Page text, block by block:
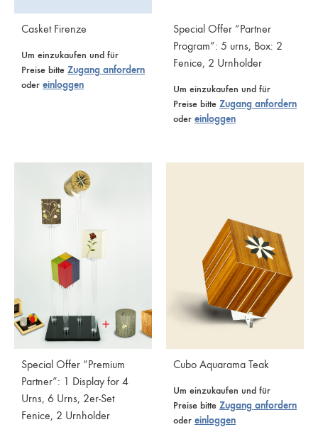
Casket Firenze
Um einzukaufen und für
Preise bitte Zugang anfordern
oder einloggen
Special Offer “Partner
Program”: 5 urns, Box: 2
Fenice, 2 Urnholder
Um einzukaufen und für
Preise bitte Zugang anfordern
oder einloggen
Special Offer “Premium
Partner”: 1 Display for 4
Urns, 6 Urns, 2er-Set
Fenice, 2 Urnholder
Cubo Aquarama Teak
Um einzukaufen und für
Preise bitte Zugang anfordern
oder einloggen